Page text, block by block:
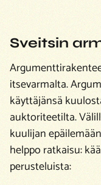
Sveitsin
itsevarmalta.
käyttäjänsä
auktoriteetilta.
kuulijan
helppo ratkaisu:
perusteluista: